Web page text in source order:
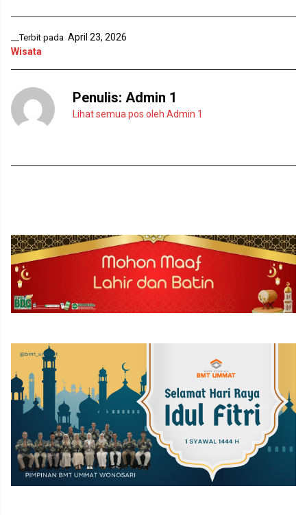
b
r
u
)
n
b
)
__Terbit pada April 23, 2026
Wisata
Penulis: Admin 1
Lihat semua pos oleh Admin 1